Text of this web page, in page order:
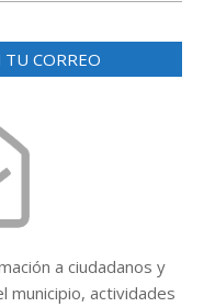
TU CORREO
a ciudadanos y
municipio, actividades